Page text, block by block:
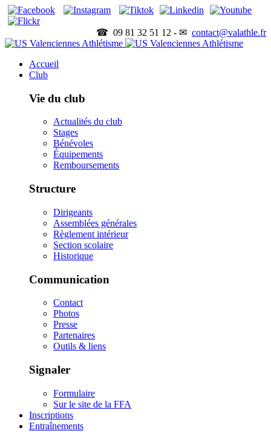
☎ 09 81 32 51 12 - ✉ contact@valathle.fr
Accueil
Club
Vie du club
Actualités du club
Stages
Bénévoles
Équipements
Remboursements
Structure
Dirigeants
Assemblées générales
Règlement intérieur
Section scolaire
Historique
Communication
Contact
Photos
Presse
Partenaires
Outils & liens
Signaler
Formulaire
Sur le site de la FFA
Inscriptions
Entraînements